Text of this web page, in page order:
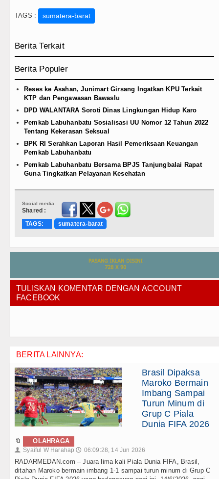
TAGS : sumatera-barat
Berita Terkait
Berita Populer
Reses ke Asahan, Junimart Girsang Ingatkan KPU Terkait
KTP dan Pengawasan Bawaslu
DPD WALANTARA Soroti Dinas Lingkungan Hidup Karo
Pemkab Labuhanbatu Sosialisasi UU Nomor 12 Tahun 2022
Tentang Kekerasan Seksual
BPK RI Serahkan Laporan Hasil Pemeriksaan Keuangan
Pemkab Labuhanbatu
Pemkab Labuhanbatu Bersama BPJS Tanjungbalai Rapat
Guna Tingkatkan Pelayanan Kesehatan
Social media
Shared :
TAGS:
sumatera-barat
TULISKAN KOMENTAR DENGAN ACCOUNT
FACEBOOK
BERITA LAINNYA:
Brasil Dipaksa
Maroko Bermain
Imbang Sampai
Turun Minum di
Grup C Piala
Dunia FIFA 2026
🔖 OLAHRAGA
👤 Syaiful W Harahap 🕔 06:09:28, 14 Jun 2026
RADARMEDAN.com – Juara lima kali Piala Dunia FIFA, Brasil,
ditahan Maroko bermain imbang 1-1 sampai turun minum di Grup C